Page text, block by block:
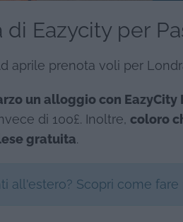
Eazycity per
aprile prenota voli per
un alloggio con EazyCity
di 100£. Inoltre, coloro
gratuita.
all'estero? Scopri come fare